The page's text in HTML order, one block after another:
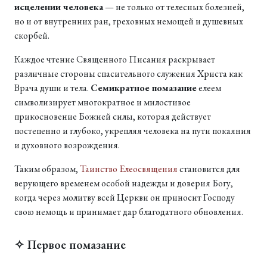
исцелении человека— не только от телесных болезней,
но и от внутренних ран, греховных немощей и душевных
скорбей.
Каждое чтение Священного Писания раскрывает
различные стороны спасительного служения Христа как
Врача души и тела. Семикратное помазаниеелеем
символизирует многократное и милостивое
прикосновение Божией силы, которая действует
постепенно и глубоко, укрепляя человека на пути покаяния
и духовного возрождения.
Таким образом,Таинство Елеосвящениястановится для
верующего временем особой надежды и доверия Богу,
когда через молитву всей Церкви он приносит Господу
свою немощь и принимает дар благодатного обновления.
✧ Первое помазание